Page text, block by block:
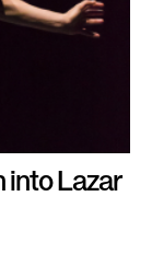
into Lazar